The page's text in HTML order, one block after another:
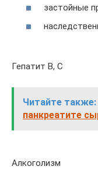
застойные
Гепатит В, С
Читайте также:
панкреатите
Алкоголизм